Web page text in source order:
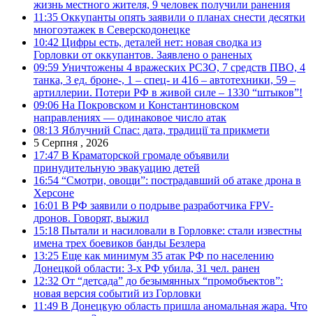
жизнь местного жителя, 9 человек получили ранения
11:35 Оккупанты опять заявили о планах снести десятки
многоэтажек в Северскодонецке
10:42 Цифры есть, деталей нет: новая сводка из
Горловки от оккупантов. Заявлено о раненых
09:59 Уничтожены 4 вражеских РСЗО, 7 средств ПВО, 4
танка, 3 ед. броне-, 1 – спец- и 416 – автотехники, 59 –
артиллерии. Потери РФ в живой силе – 1330 “штыков”!
09:06 На Покровском и Константиновском
направлениях — одинаковое число атак
08:13 Яблучний Спас: дата, традиції та прикмети
5 Серпня , 2026
17:47 В Краматорской громаде объявили
принудительную эвакуацию детей
16:54 “Смотри, овощи”: пострадавший об атаке дрона в
Херсоне
16:01 В РФ заявили о подрыве разработчика FPV-
дронов. Говорят, выжил
15:18 Пытали и насиловали в Горловке: стали известны
имена трех боевиков банды Безлера
13:25 Еще как минимум 35 атак РФ по населению
Донецкой области: 3-х РФ убила, 31 чел. ранен
12:32 От “детсада” до безымянных “промобъектов”:
новая версия событий из Горловки
11:49 В Донецкую область пришла аномальная жара. Что